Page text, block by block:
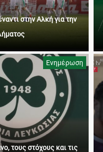
στην Αλκή για την
Ενημέρωση
τους στόχους και τις